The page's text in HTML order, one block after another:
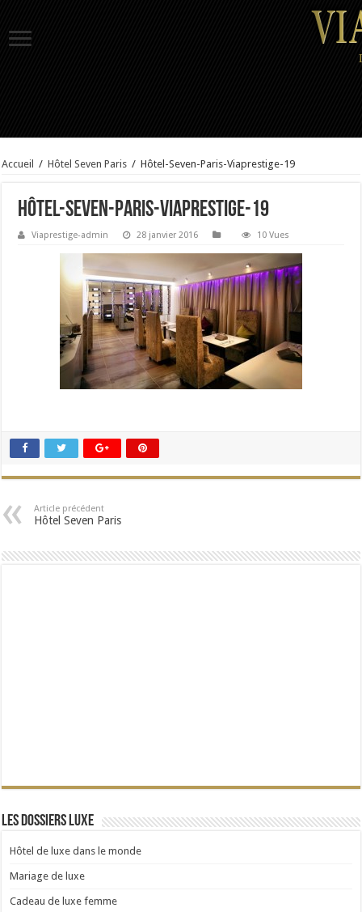
Accueil / Hôtel Seven Paris / Hôtel-Seven-Paris-Viaprestige-19
Hôtel-Seven-Paris-Viaprestige-19
Viaprestige-admin 28 janvier 2016 10 Vues
Article précédent
Hôtel Seven Paris
Les dossiers Luxe
Hôtel de luxe dans le monde
Mariage de luxe
Cadeau de luxe femme